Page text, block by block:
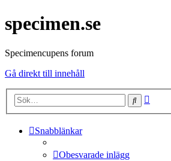
specimen.se
Specimencupens forum
Gå direkt till innehåll
Sök
Snabblänkar
Obesvarade inlägg